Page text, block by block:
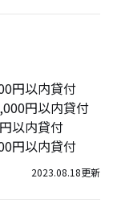
円以内貸付
円以内貸付
以内貸付
円以内貸付
2023.08.18更新